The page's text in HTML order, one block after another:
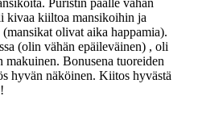
Puristin päälle vähän
kivaa kiiltoa mansikoihin ja
olivat aika happamia).
(olin vähän epäileväinen) , oli
Bonusena tuoreiden
hyvän näköinen. Kiitos hyvästä